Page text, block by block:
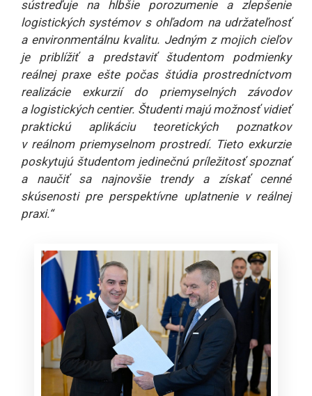
sústreďuje na hlbšie porozumenie a zlepšenie
logistických systémov s ohľadom na udržateľnosť
a environmentálnu kvalitu. Jedným z mojich cieľov
je priblížiť a predstaviť študentom podmienky
reálnej praxe ešte počas štúdia prostredníctvom
realizácie exkurzií do priemyselných závodov
a logistických centier. Študenti majú možnosť vidieť
praktickú aplikáciu teoretických poznatkov
v reálnom priemyselnom prostredí. Tieto exkurzie
poskytujú študentom jedinečnú príležitosť spoznať
a naučiť sa najnovšie trendy a získať cenné
skúsenosti pre perspektívne uplatnenie v reálnej
praxi.“